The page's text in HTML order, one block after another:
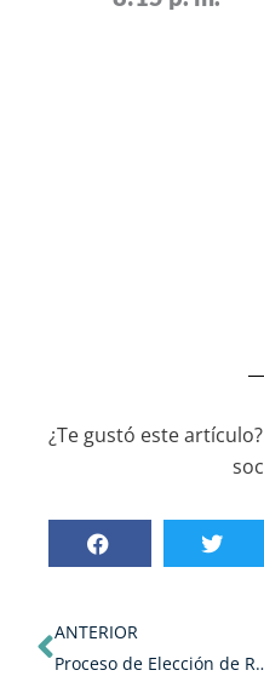
¿Te gustó este
ANTERIOR
Proceso de Elección de